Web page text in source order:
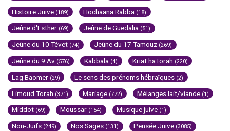
Histoire Juive (189) Hochaana Rabba (18)
Jeûne d'Esther (69) Jeûne de Guedalia (51)
Jeûne du 10 Tévet (74) Jeûne du 17 Tamouz (269)
Jeûne du 9 Av (576) Kabbala (4) Kriat haTorah (220)
Lag Baomer (29) Le sens des prénoms hébraïques (2)
Limoud Torah (371) Mariage (772) Mélanges lait/viande (1)
Middot (69) Moussar (154) Musique juive (1)
Non-Juifs (249) Nos Sages (131) Pensée Juive (3085)